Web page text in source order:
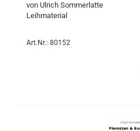
von Ulrich Sommerlatte
Leihmaterial
Art.Nr.: 80152